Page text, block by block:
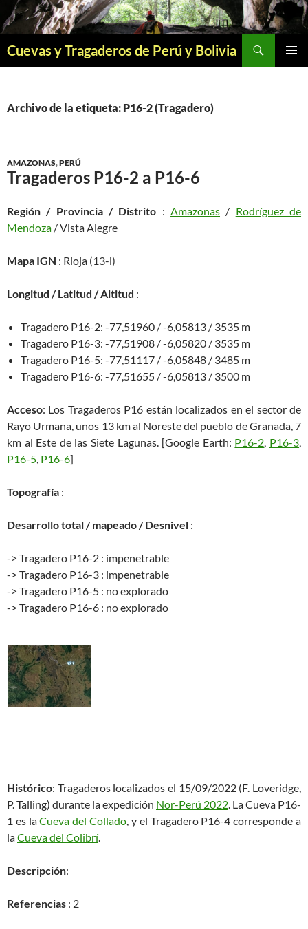
Saltar
al
Cuevas y Tragaderos de Perú y Bolivia
Archivo de la etiqueta: P16-2 (Tragadero)
AMAZONAS,PERÚ
Tragaderos P16-2 a P16-6
Región / Provincia / Distrito :Amazonas / Rodríguez de
Mendoza / Vista Alegre
Mapa IGN : Rioja (13-i)
Longitud / Latitud / Altitud :
Tragadero P16-2: -77,51960 / -6,05813 / 3535 m
Tragadero P16-3: -77,51908 / -6,05820 / 3535 m
Tragadero P16-5: -77,51117 / -6,05848 / 3485 m
Tragadero P16-6: -77,51655 / -6,05813 / 3500 m
Acceso: Los Tragaderos P16 están localizados en el sector de
Rayo Urmana, unos 13 km al Noreste del pueblo de Granada, 7
km al Este de las Siete Lagunas. [Google Earth: P16-2, P16-3,
P16-5, P16-6]
Topografía :
Desarrollo total / mapeado / Desnivel :
-> Tragadero P16-2 : impenetrable
-> Tragadero P16-3 : impenetrable
-> Tragadero P16-5 : no explorado
-> Tragadero P16-6 : no explorado
Histórico: Tragaderos localizados el 15/09/2022 (F. Loveridge,
P. Talling) durante la expedición Nor-Perú 2022. La Cueva P16-
1 es laCueva del Collado, y el Tragadero P16-4 corresponde a
laCueva del Colibrí.
Descripción:
Referencias : 2